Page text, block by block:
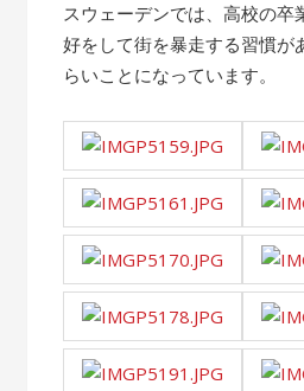
スウェーデンでは、高校の卒
好をして街を暴走する習慣が
らいことになっています。